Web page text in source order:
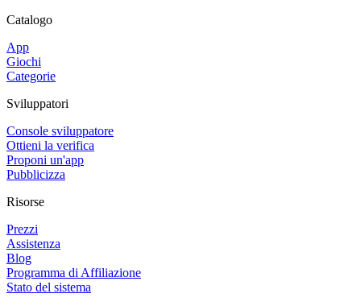
Catalogo
App
Giochi
Categorie
Sviluppatori
Console sviluppatore
Ottieni la verifica
Proponi un'app
Pubblicizza
Risorse
Prezzi
Assistenza
Blog
Programma di Affiliazione
Stato del sistema